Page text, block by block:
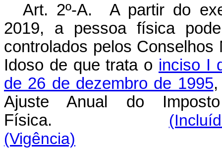
Art. 2º-A. A partir do
2019, a pessoa física
controlados pelos
Idoso de que trata o inciso I
de 26 de dezembro de 1995
Ajuste Anual do
Física.
(Vigência)